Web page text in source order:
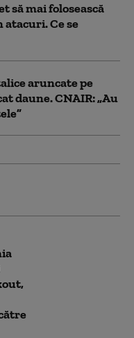
să mai folosească
Ce se
aruncate pe
daune. CNAIR: „Au